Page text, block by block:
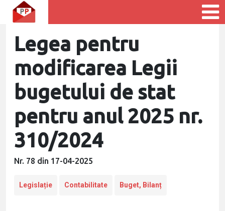
Legea pentru
modificarea Legii
bugetului de stat
pentru anul 2025 nr.
310/2024
Nr. 78 din 17-04-2025
Legislație Contabilitate Buget, Bilanț